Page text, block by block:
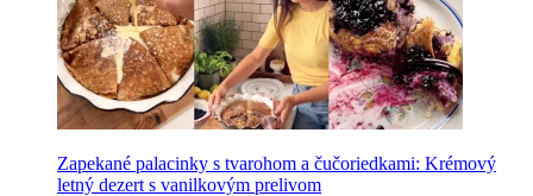
Zapekané palacinky s tvarohom a čučoriedkami: Krémový
letný dezert s vanilkovým prelivom